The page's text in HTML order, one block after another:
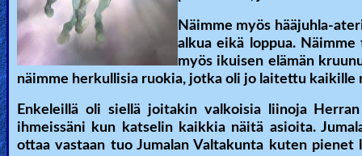
Page,
Older
Material
Näimme myös hääjuhla-
alkua eikä loppua.
myös ikuisen elämän
näimme herkullisia ruokia, jotka oli jo laitettu kaikille
Enkeleillä oli siellä joitakin valkoisia liinoja
ihmeissäni kun katselin kaikkia näitä asioita.
ottaa vastaan tuo Jumalan Valtakunta kuten pienet